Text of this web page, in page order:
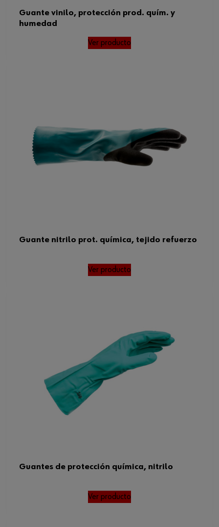
Guante vinilo, protección prod. quím. y
humedad
Ver producto
Guante nitrilo prot. química, tejido refuerzo
Ver producto
Guantes de protección química, nitrilo
Ver producto